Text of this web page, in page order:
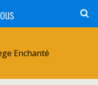
Enchanté